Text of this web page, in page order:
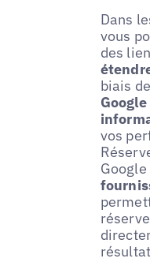
Dans
vous
des
biais
vos
Google